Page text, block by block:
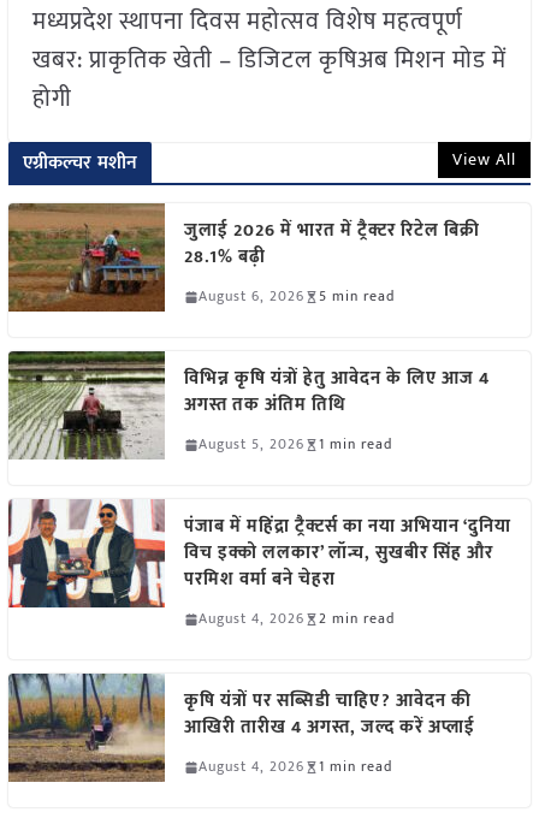
मध्यप्रदेश स्थापना दिवस महोत्सव विशेष महत्वपूर्ण
खबर: प्राकृतिक खेती – डिजिटल कृषिअब मिशन मोड में
होगी
एग्रीकल्चर मशीन View All
जुलाई 2026 में भारत में ट्रैक्टर रिटेल बिक्री
28.1% बढ़ी
August 6, 2026 5 min read
विभिन्न कृषि यंत्रों हेतु आवेदन के लिए आज 4
अगस्त तक अंतिम तिथि
August 5, 2026 1 min read
पंजाब में महिंद्रा ट्रैक्टर्स का नया अभियान ‘दुनिया
विच इक्को ललकार’ लॉन्च, सुखबीर सिंह और
परमिश वर्मा बने चेहरा
August 4, 2026 2 min read
कृषि यंत्रों पर सब्सिडी चाहिए? आवेदन की
आखिरी तारीख 4 अगस्त, जल्द करें अप्लाई
August 4, 2026 1 min read